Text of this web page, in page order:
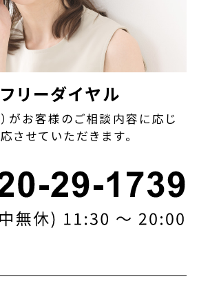
リーダイヤル
がお客様のご相談内容に応じ
させていただきます。